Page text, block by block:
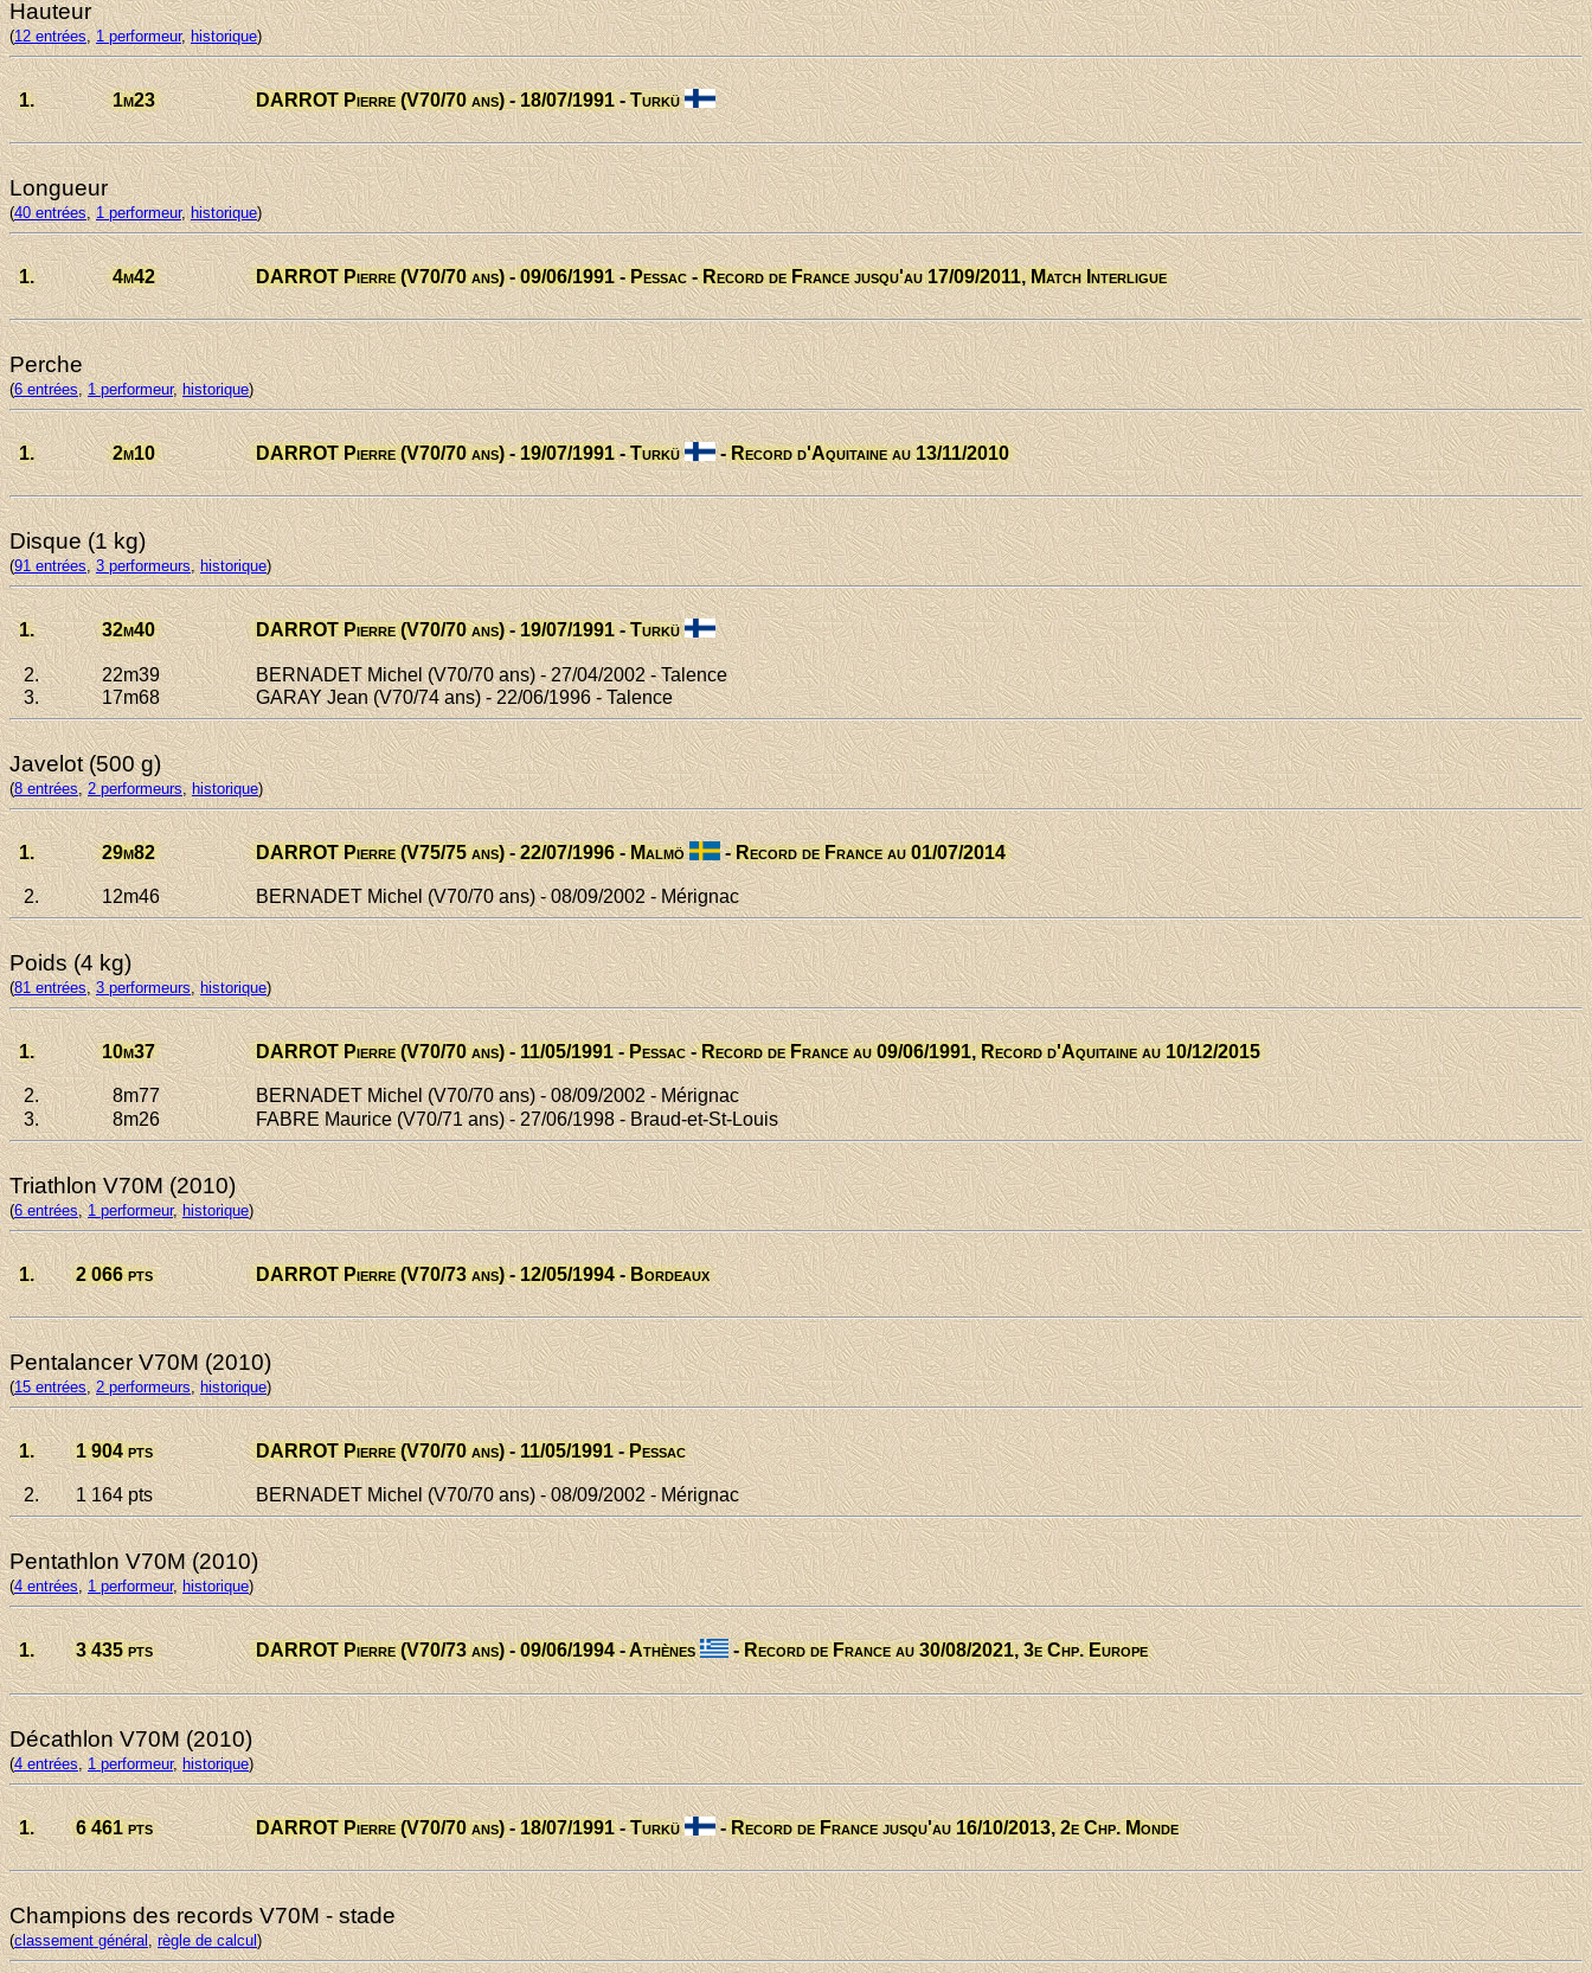
Hauteur
(12 entrées, 1 performeur,historique)
1. 1m23 DARROT Pierre(V70/70 ans) - 18/07/1991 - Turkü
Longueur
(40 entrées, 1 performeur,historique)
1. 4m42 DARROT Pierre(V70/70 ans) - 09/06/1991 - Pessac - Record de France jusqu'au 17/09/2011, Match Interligue
Perche
(6 entrées,1 performeur, historique)
1. 2m10 DARROT Pierre(V70/70 ans) - 19/07/1991 - Turkü - Record d'Aquitaine au 13/11/2010
Disque (1 kg)
(91 entrées,3 performeurs,historique)
1. 32m40 DARROT Pierre(V70/70 ans) - 19/07/1991 - Turkü
2. 22m39 BERNADET Michel(V70/70 ans) - 27/04/2002 - Talence
3.
17m68 GARAY Jean(V70/74 ans) - 22/06/1996 - Talence
Javelot (500 g)
(8 entrées,2 performeurs ,historique)
1. 29m82 DARROT Pierre(V75/75 ans) - 22/07/1996 - Malmö - Record de France au 01/07/2014
2. 12m46 BERNADET Michel(V70/70 ans) - 08/09/2002 - Mérignac
Poids (4 kg)
(81 entrées,3 performeurs,historique)
1. 10m37 DARROT Pierre(V70/70 ans) - 11/05/1991 - Pessac - Record de France au 09/06/1991, Record d'Aquitaine au 10/12/2015
2. 8m77 BERNADET Michel(V70/70 ans) - 08/09/2002 - Mérignac
3.
8m26 FABRE Maurice(V70/71 ans) - 27/06/1998 - Braud-et-St-Louis
Triathlon V70M (2010)
(6 entrées,1 performeur,historique)
1. 2 066pts DARROT Pierre(V70/73 ans) - 12/05/1994 - Bordeaux
Pentalancer V70M (2010)
(15 entrées,2 performeurs, historique)
1. 1 904pts DARROT Pierre(V70/70 ans) - 11/05/1991 - Pessac
2. 1 164pts BERNADET Michel(V70/70 ans) - 08/09/2002 - Mérignac
Pentathlon V70M (2010)
(4 entrées,1 performeur, historique)
1. 3 435pts DARROT Pierre(V70/73 ans) - 09/06/1994 - Athènes - Record de France au 30/08/2021, 3e Chp. Europe
Décathlon V70M (2010)
(4 entrées,1 performeur,historique)
1. 6 461pts DARROT Pierre(V70/70 ans) - 18/07/1991 - Turkü - Record de France jusqu'au 16/10/2013, 2e Chp. Monde
Champions des records V70M - stade
(classement général ,règle de calcul)